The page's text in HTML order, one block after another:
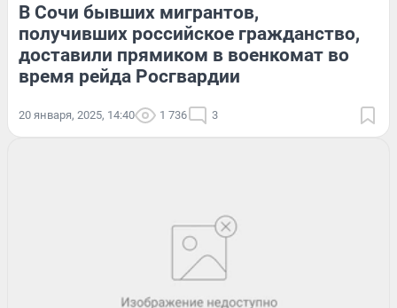
В Сочи бывших мигрантов,
получивших российское гражданство,
доставили прямиком в военкомат во
время рейда Росгвардии
20 января, 2025, 14:40 1 736 3